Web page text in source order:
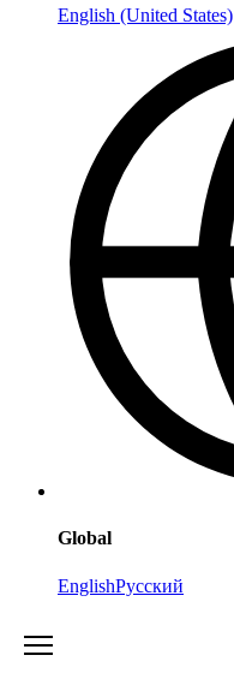
English (United States)
Global
EnglishРусский